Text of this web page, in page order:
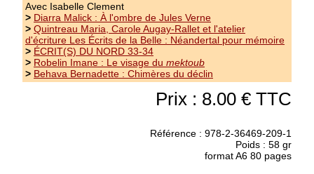
Lambersy Werner : Le jour du chien qui
boite
Seigneur puisque tu n'existes pas je me confie
à toi voir la lecture de Murielle Compère-
Avec Isabelle Clement
> Diarra Malick : À l'ombre de Jules Verne
> Quintreau Maria, Carole Augay-Rallet et l'atelier
d'écriture Les Écrits de la Belle : Néandertal pour mémoire
> ÉCRIT(S) DU NORD 33-34
> Robelin Imane : Le visage du mektoub
> Behava Bernadette : Chimères du déclin
Prix : 8.00 € TTC
Référence : 978-2-36469-209-1
Poids : 58 gr
format A6 80 pages